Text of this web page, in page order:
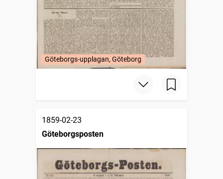
Göteborgs-upplagan, Göteborg
1859-02-23
Göteborgsposten